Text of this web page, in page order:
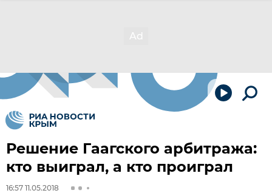
Решение Гаагского арбитража:
кто выиграл, а кто проиграл
16:57 11.05.2018